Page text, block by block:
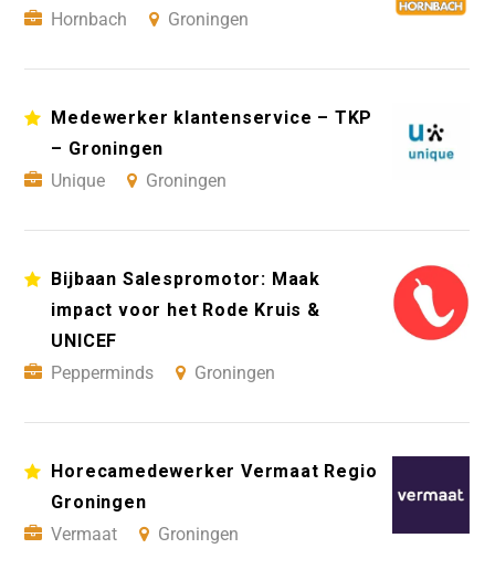
Hornbach
Groningen
Medewerker klantenservice – TKP
– Groningen
Unique
Groningen
Bijbaan Salespromotor: Maak
impact voor het Rode Kruis &
UNICEF
Pepperminds
Groningen
Horecamedewerker Vermaat Regio
Groningen
Vermaat
Groningen